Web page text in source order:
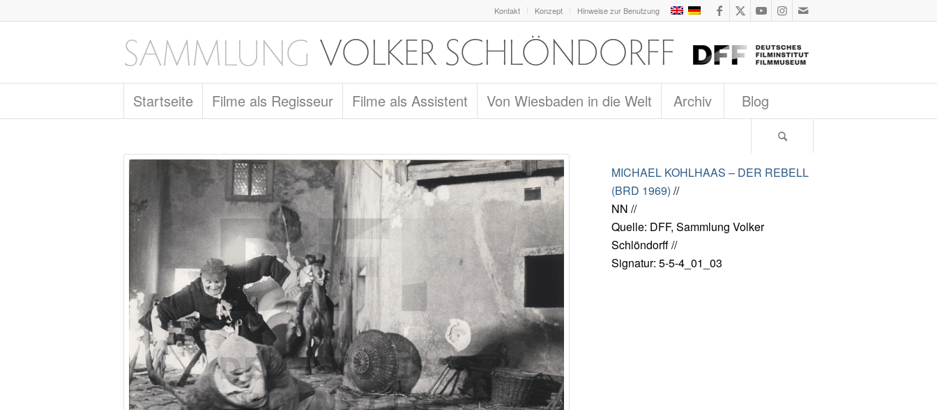
Kontakt Konzept Hinweise zur Benutzung
Startseite Filme als Regisseur Filme als Assistent Von Wiesbaden in die Welt Archiv Blog
MICHAEL KOHLHAAS – DER REBELL
(BRD 1969) //
NN //
Quelle: DFF, Sammlung Volker
Schlöndorff //
Signatur: 5-5-4_01_03